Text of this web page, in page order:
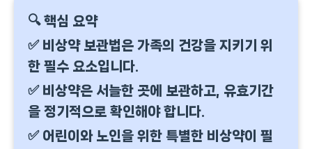
🔍 핵심 요약
✅ 비상약 보관법은 가족의 건강을 지키기 위
한 필수 요소입니다.
✅ 비상약은 서늘한 곳에 보관하고, 유효기간
을 정기적으로 확인해야 합니다.
✅ 어린이와 노인을 위한 특별한 비상약이 필